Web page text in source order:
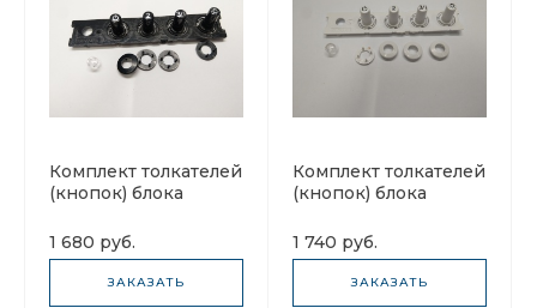
Комплект толкателей
(кнопок) блока
133.0172.743 черный
1 680 руб.
ЗАКАЗАТЬ
Комплект толкателей
(кнопок) блока
133.0172.745 белый
1 740 руб.
ЗАКАЗАТЬ